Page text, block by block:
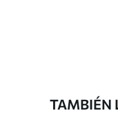
TAMBIÉN